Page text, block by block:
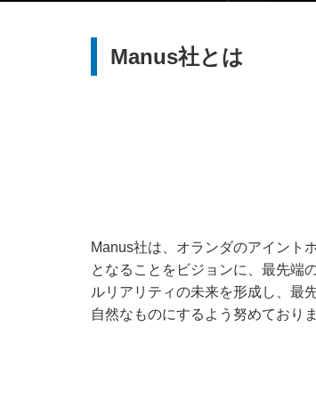
Manus社とは
Manus社は、オランダのアイント
となることをビジョンに、最先端
ルリアリティの未来を形成し、最
自然なものにするよう努めておりま